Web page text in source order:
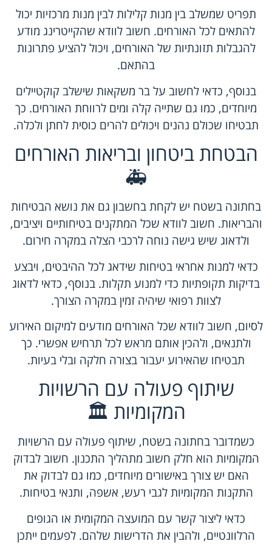
תפריט שמשלב בין מנות קלילות לבין מנות מרכזיות יכול
להתאים לכל האורחים. חשוב לוודא שהקייטרינג מודע
להגבלות תזונתיות של האורחים, ויכול להציע פתרונות
בהתאם.
בנוסף, כדאי לחשוב על בר משקאות שישלב קוקטיילים
מיוחדים, כמו גם שתייה קלה ומים לרווחת האורחים. כך
תבטיחו שכולם נהנים ויכולים להרים כוסית לחתן ולכלה.
הבטחת ביטחון ובריאות האורחים
🚑
בחתונה בשטח יש לקחת בחשבון גם את נושא הבטיחות
והבריאות. חשוב לוודא שכל המתקנים בטיחותיים ויציבים,
ולדאוג שיש גישה נוחה לרכבי הצלה במקרה חירום.
כדאי למנות אחראי בטיחות שידאג לכל ההיבטים, ויבצע
בדיקות תקופתיות כדי למנוע תקלות. בנוסף, כדאי לדאוג
לצוות רפואי שיהיה זמין במקרה הצורך.
לסיום, חשוב לוודא שכל האורחים מודעים למיקום האירוע
ולתנאים, ולהכין אותם מראש לכל תרחיש אפשרי. כך
תבטיחו שהאירוע יעבור בצורה חלקה ובלי בעיות.
שיתוף פעולה עם הרשויות
המקומיות 🏛️
כשמדובר בחתונה בשטח, שיתוף פעולה עם הרשויות
המקומיות הוא חלק חשוב מתהליך התכנון. חשוב לבדוק
האם יש צורך באישורים מיוחדים, כמו גם לבדוק את
התקנות המקומיות לגבי רעש, אשפה, ותנאי בטיחות.
כדאי ליצור קשר עם המועצה המקומית או הגופים
הרלוונטיים, ולהבין את הדרישות שלהם. לפעמים ייתכן